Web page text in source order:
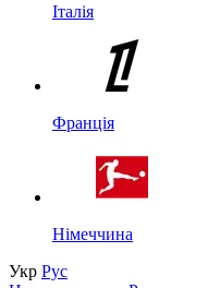
Італія
Франція
Німеччина
Укр Рус